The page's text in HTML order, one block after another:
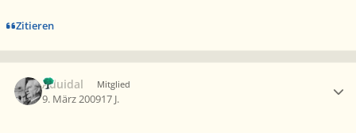
Zitieren
Aduidal Mitglied
9. März 200917 J.